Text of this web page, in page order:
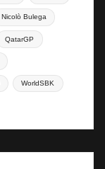
Nicolò Bulega
QatarGP
WorldSBK